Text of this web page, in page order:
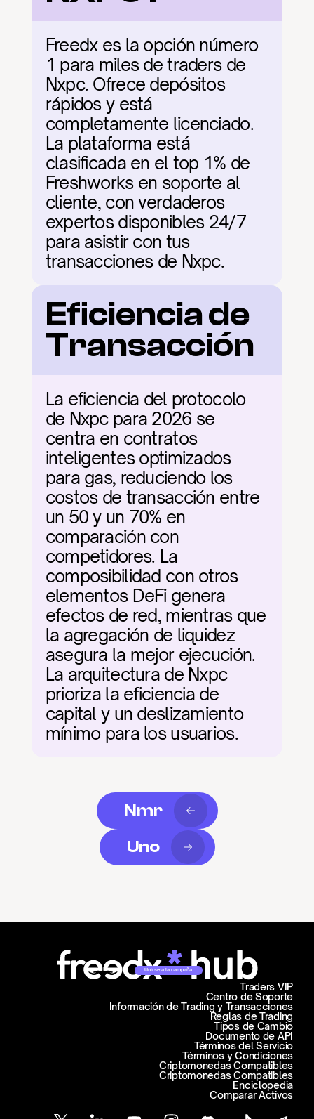
Freedx es la opción número
1 para miles de traders de
Nxpc. Ofrece depósitos
rápidos y está
completamente licenciado.
La plataforma está
clasificada en el top 1% de
Freshworks en soporte al
cliente, con verdaderos
expertos disponibles 24/7
para asistir con tus
transacciones de Nxpc.
Eficiencia de
Transacción
La eficiencia del protocolo
de Nxpc para 2026 se
centra en contratos
inteligentes optimizados
para gas, reduciendo los
costos de transacción entre
un 50 y un 70% en
comparación con
competidores. La
composibilidad con otros
elementos DeFi genera
efectos de red, mientras que
la agregación de liquidez
asegura la mejor ejecución.
La arquitectura de Nxpc
prioriza la eficiencia de
capital y un deslizamiento
mínimo para los usuarios.
Nmr
Uno
Unirse a la campaña
Centro de Soporte
Información de Trading y Transacciones
Traders VIP
Reglas de Trading
Tipos de Cambio
Documento de API
Términos del Servicio
Términos y Condiciones
Criptomonedas Compatibles
Criptomonedas Compatibles
Enciclopedia
Comparar Activos